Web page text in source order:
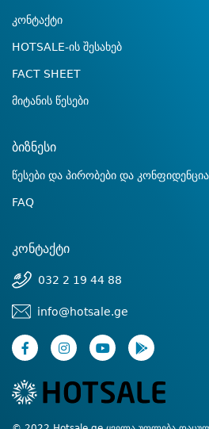
კონტაქტი
HOTSALE-ის შესახებ
FACT SHEET
მიტანის წესები
ბიზნესი
წესები და პირობები და
FAQ
კონტაქტი
032 2 19 44 88
info@hotsale.ge